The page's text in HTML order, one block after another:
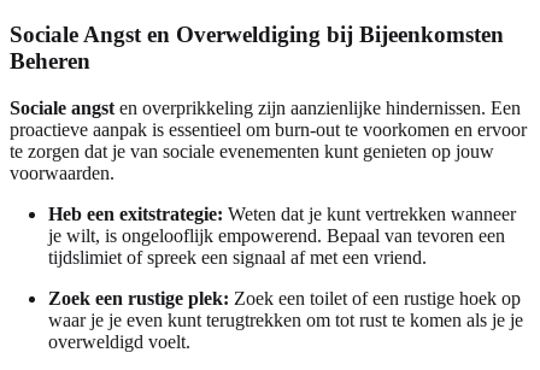
Sociale Angst en Overweldiging bij Bijeenkomsten
Beheren
Sociale angst en overprikkeling zijn aanzienlijke hindernissen. Een
proactieve aanpak is essentieel om burn-out te voorkomen en ervoor
te zorgen dat je van sociale evenementen kunt genieten op jouw
voorwaarden.
Heb een exitstrategie: Weten dat je kunt vertrekken wanneer
je wilt, is ongelooflijk empowerend. Bepaal van tevoren een
tijdslimiet of spreek een signaal af met een vriend.
Zoek een rustige plek: Zoek een toilet of een rustige hoek op
waar je je even kunt terugtrekken om tot rust te komen als je je
overweldigd voelt.